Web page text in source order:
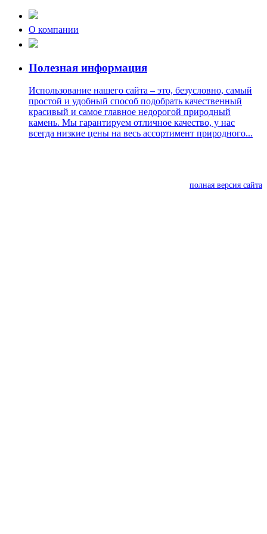
О компании
Полезная информация
Использование нашего сайта – это, безусловно, самый
простой и удобный способ подобрать качественный
красивый и самое главное недорогой природный
камень. Мы гарантируем отличное качество, у нас
всегда низкие цены на весь ассортимент природного...
полная версия сайта